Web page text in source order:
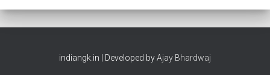
indiangk.in | Developed byAjay Bhardwaj